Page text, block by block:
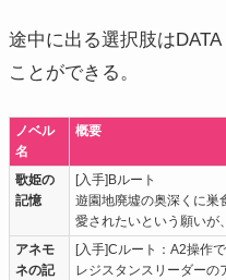
途中に出る選択肢は
ことができる。
ノベル
名
概要
歌姫の
記憶
[入手]Bルート
遊園地廃墟の奥深くに巣
愛されたいという願いが
アネモ
ネの記
[入手]Cルート：A2操作
レジスタンスリーダーの